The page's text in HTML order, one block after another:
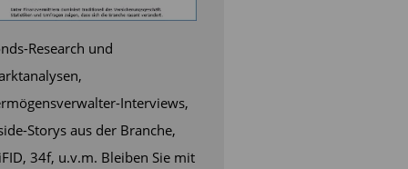
Research und
Interviews,
Storys aus der Branche,
34f, u.v.m. Bleiben Sie mit